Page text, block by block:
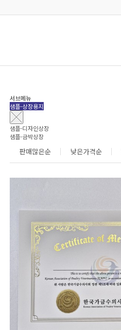
서브메뉴
샘플-상장용지
샘플-디자인상장
샘플-금박상장
판매많은순 낮은가격순